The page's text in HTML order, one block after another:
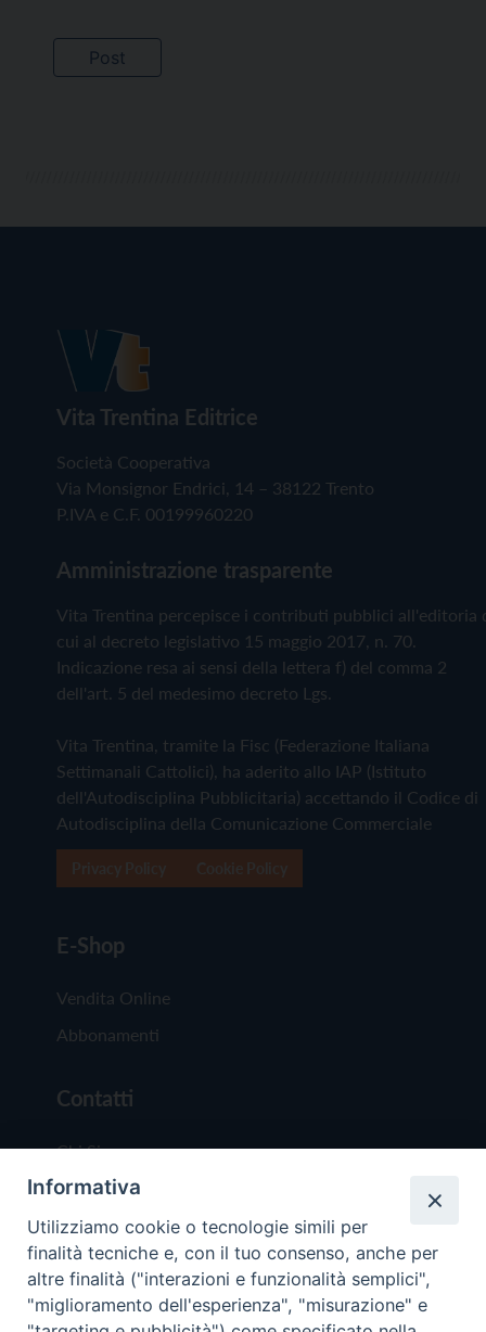
Vita Trentina Editrice
Società Cooperativa
Via Monsignor Endrici, 14 – 38122 Trento
P.IVA e C.F. 00199960220
Amministrazione trasparente
Vita Trentina percepisce i contributi pubblici all'editoria
cui al decreto legislativo 15 maggio 2017, n. 70.
Indicazione resa ai sensi della lettera f) del comma 2
dell'art. 5 del medesimo decreto Lgs.
Vita Trentina, tramite la Fisc (Federazione Italiana
Settimanali Cattolici), ha aderito allo IAP (Istituto
dell'Autodisciplina Pubblicitaria) accettando il Codice di
Autodisciplina della Comunicazione Commerciale
E-Shop
Vendita Online
Abbonamenti
Contatti
Chi Siamo
Redazione
Scrivici
Informativa
Utilizziamo cookie o tecnologie simili per
finalità tecniche e, con il tuo consenso, anche per
altre finalità ("interazioni e funzionalità semplici",
"miglioramento dell'esperienza", "misurazione" e